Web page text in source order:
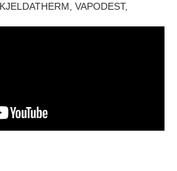
VAPODEST,